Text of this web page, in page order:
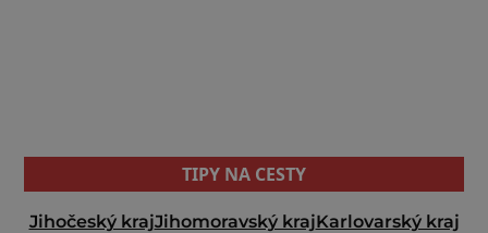
TIPY NA CESTY
Jihočeský krajJihomoravský krajKarlovarský kraj